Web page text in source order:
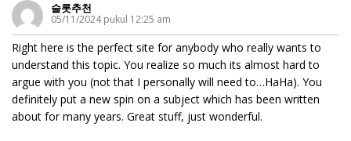
슬롯추천
05/11/2024 pukul 12:25 am
Right here is the perfect site for anybody who really wants to
understand this topic. You realize so much its almost hard to
argue with you (not that I personally will need to…HaHa). You
definitely put a new spin on a subject which has been written
about for many years. Great stuff, just wonderful.